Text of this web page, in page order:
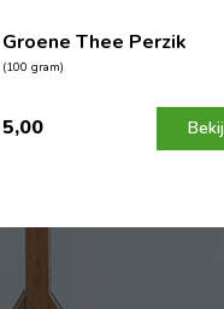
Groene Thee Perzik
(100 gram)
5,00